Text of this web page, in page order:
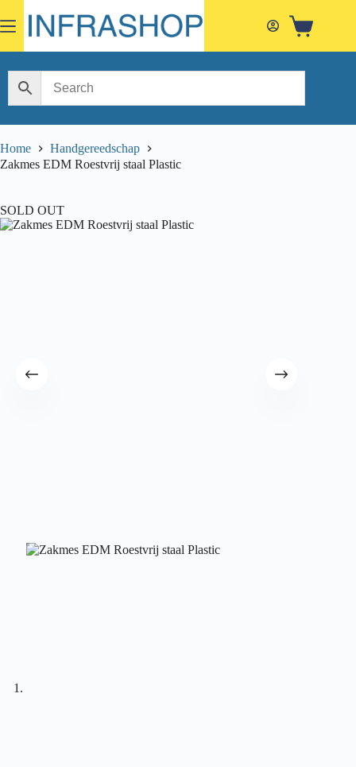
to
content
Shopping
Home
Handgereedschap
Zakmes EDM Roestvrij staal Plastic
SOLD OUT